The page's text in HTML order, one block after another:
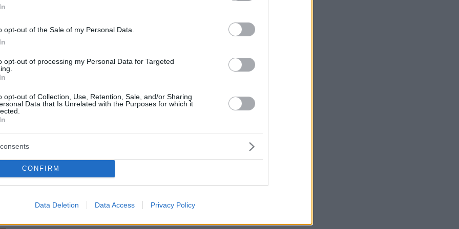
opt-out of the Sale of my Personal Data.
opt-out of processing my Personal Data for Targeted
opt-out of Collection, Use, Retention, Sale, and/or Sharing
Data that Is Unrelated with the Purposes for which it
CONFIRM
Data Deletion Data Access Privacy Policy
πολιτικών αρχηγών για το
και υποκλοπές
κατατέθηκε στις 4 Μαρτίου από τον πρόεδρο του
στο Ευρωκοινοβούλιο: Οι
εκθέσεις δείχνουν την
της Ελλάδας όσον αφορά το
δικαίου τις αποφάσεις τις λαμβάνουν δικαστές και
ο ευρωβουλευτής της ΝΔ